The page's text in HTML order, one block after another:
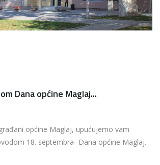
Dana općine Maglaj...
općine Maglaj, upućujemo vam
18. septembra- Dana općine Maglaj.